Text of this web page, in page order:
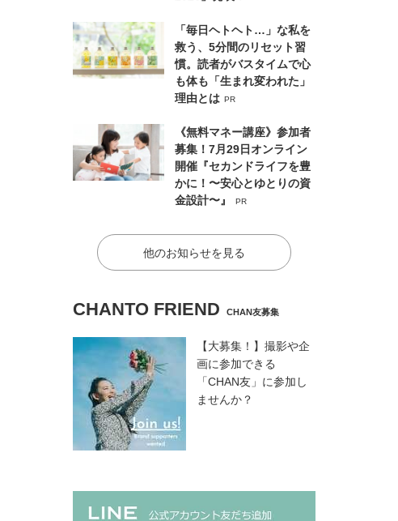
「毎日ヘトヘト…」な私を
救う、5分間のリセット習
慣。読者がバスタイムで心
も体も「生まれ変われた」
理由とは PR
《無料マネー講座》参加者
募集！7月29日オンライン
開催『セカンドライフを豊
かに！〜安心とゆとりの資
金設計〜』
PR
他のお知らせを見る
CHANTO FRIEND CHAN友募集
【大募集！】撮影や企
画に参加できる
「CHAN友」に参加し
ませんか？